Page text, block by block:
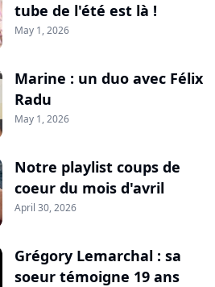
tube de l'été est là !
May 1, 2026
Marine : un duo avec Félix
Radu
May 1, 2026
Notre playlist coups de
coeur du mois d'avril
April 30, 2026
Grégory Lemarchal : sa
soeur témoigne 19 ans